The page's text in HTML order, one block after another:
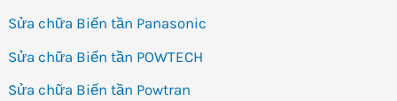
Sửa chữa Biến tần Panasonic
Sửa chữa Biến tần POWTECH
Sửa chữa Biến tần Powtran